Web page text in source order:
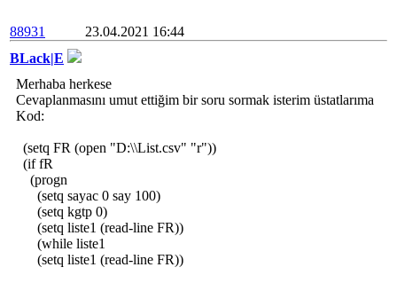
88931
23.04.2021 16:44
BLack|E
Merhaba herkese
Cevaplanmasını umut ettiğim bir soru sormak isterim üstatlarıma
Kod:
(setq FR (open "D:\\List.csv" "r"))
(if fR
(progn
(setq sayac 0 say 100)
(setq kgtp 0)
(setq liste1 (read-line FR))
(while liste1
(setq liste1 (read-line FR))